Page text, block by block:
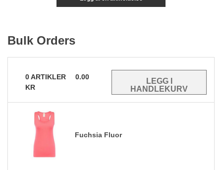
Bulk Orders
0ARTIKLER
0.00
KR
Fuchsia Fluor